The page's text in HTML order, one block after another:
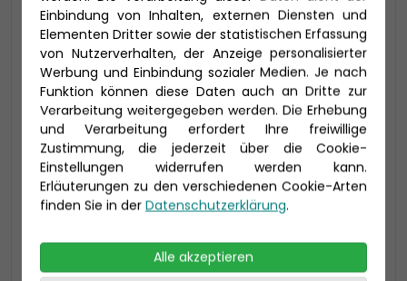
2-Bett Balkon (BA)
17,5-23 qm - davon Balkon ca. 3 - 6 qm (bis
zu 4 Personen), Bad mit Dusche
Preis 14.890 €
Einbindung von Inhalten, externen Diensten und
Elementen Dritter sowie der statistischen Erfassung
von Nutzerverhalten, der Anzeige personalisierter
Werbung und Einbindung sozialer Medien. Je nach
Funktion können diese Daten auch an Dritte zur
Verarbeitung weitergegeben werden. Die Erhebung
und Verarbeitung erfordert Ihre freiwillige
Zustimmung, die jederzeit über die Cookie-
Einstellungen widerrufen werden kann.
Erläuterungen zu den verschiedenen Cookie-Arten
finden Sie in der Datenschutzerklärung.
Alle akzeptieren